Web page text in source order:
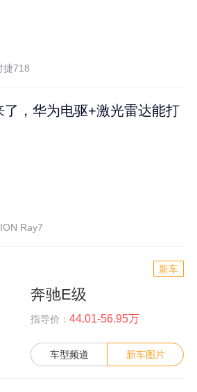
捷718
了，华为电驱+激光雷达能打
Ray7
新车
奔驰E级
指导价： 44.01-56.95万
车型频道 新车图片